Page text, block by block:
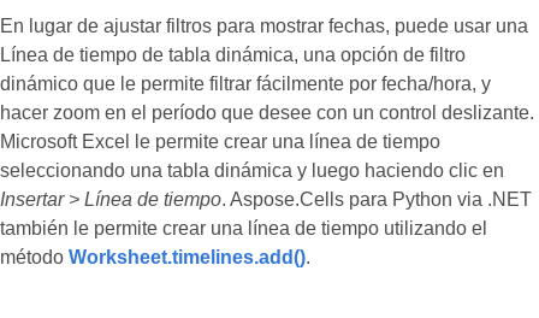
En lugar de ajustar filtros para mostrar fechas, puede usar una
Línea de tiempo de tabla dinámica, una opción de filtro
dinámico que le permite filtrar fácilmente por fecha/hora, y
hacer zoom en el período que desee con un control deslizante.
Microsoft Excel le permite crear una línea de tiempo
seleccionando una tabla dinámica y luego haciendo clic en
Insertar > Línea de tiempo. Aspose.Cells para Python via .NET
también le permite crear una línea de tiempo utilizando el
método Worksheet.timelines.add().